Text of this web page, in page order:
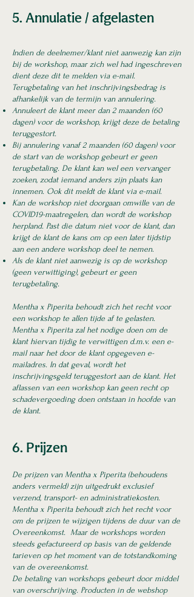
5. Annulatie / afgelasten
Indien de deelnemer/klant niet aanwezig kan zijn
bij de workshop, maar zich wel had ingeschreven
dient deze dit te melden via e-mail.
Terugbetaling van het inschrijvingsbedrag is
afhankelijk van de termijn van annulering.
Annuleert de klant meer dan 2 maanden (60
dagen) voor de workshop, krijgt deze de betaling
teruggestort.
Bij annulering vanaf 2 maanden (60 dagen) voor
de start van de workshop gebeurt er geen
terugbetaling. De klant kan wel een vervanger
zoeken, zodat iemand anders zijn plaats kan
innemen. Ook dit meldt de klant via e-mail.
Kan de workshop niet doorgaan omwille van de
COVID19-maatregelen, dan wordt de workshop
herpland. Past die datum niet voor de klant, dan
krijgt de klant de kans om op een later tijdstip
aan een andere workshop deel te nemen.
Als de klant niet aanwezig is op de workshop
(geen verwittiging), gebeurt er geen
terugbetaling.
Mentha x Piperita behoudt zich het recht voor
een workshop te allen tijde af te gelasten.
Mentha x Piperita zal het nodige doen om de
klant hiervan tijdig te verwittigen d.m.v. een e-
mail naar het door de klant opgegeven e-
mailadres. In dat geval, wordt het
inschrijvingsgeld teruggestort aan de klant. Het
aflassen van een workshop kan geen recht op
schadevergoeding doen ontstaan in hoofde van
de klant.
6. Prijzen
De prijzen van Mentha x Piperita (behoudens
anders vermeld) zijn uitgedrukt exclusief
verzend, transport- en administratiekosten.
Mentha x Piperita behoudt zich het recht voor
om de prijzen te wijzigen tijdens de duur van de
Overeenkomst. Maar de workshops worden
steeds gefactureerd op basis van de geldende
tarieven op het moment van de totstandkoming
van de overeenkomst.
De betaling van workshops gebeurt door middel
van overschrijving. Producten in de webshop